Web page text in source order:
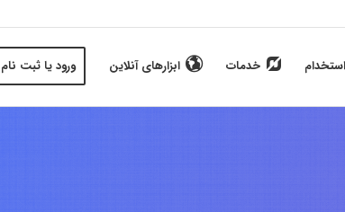
استخدام خدمات ابزارهای آنلاین ورود یا ثبت نام